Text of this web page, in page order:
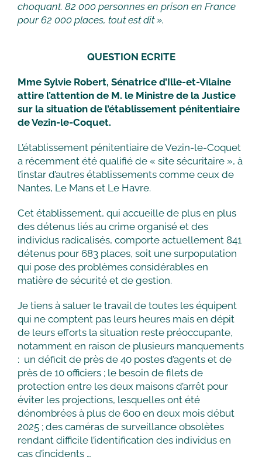
choquant. 82 000 personnes en prison en France
pour 62 000 places, tout est dit ».
QUESTION ECRITE
Mme Sylvie Robert, Sénatrice d’Ille-et-Vilaine
attire l’attention de M. le Ministre de la Justice
sur la situation de l’établissement pénitentiaire
de Vezin-le-Coquet.
L’établissement pénitentiaire de Vezin-le-Coquet
a récemment été qualifié de « site sécuritaire », à
l’instar d’autres établissements comme ceux de
Nantes, Le Mans et Le Havre.
Cet établissement, qui accueille de plus en plus
des détenus liés au crime organisé et des
individus radicalisés, comporte actuellement 841
détenus pour 683 places, soit une surpopulation
qui pose des problèmes considérables en
matière de sécurité et de gestion.
Je tiens à saluer le travail de toutes les équipent
qui ne comptent pas leurs heures mais en dépit
de leurs efforts la situation reste préoccupante,
notamment en raison de plusieurs manquements
: un déficit de près de 40 postes d’agents et de
près de 10 officiers ; le besoin de filets de
protection entre les deux maisons d’arrêt pour
éviter les projections, lesquelles ont été
dénombrées à plus de 600 en deux mois début
2025 ; des caméras de surveillance obsolètes
rendant difficile l’identification des individus en
cas d’incidents …